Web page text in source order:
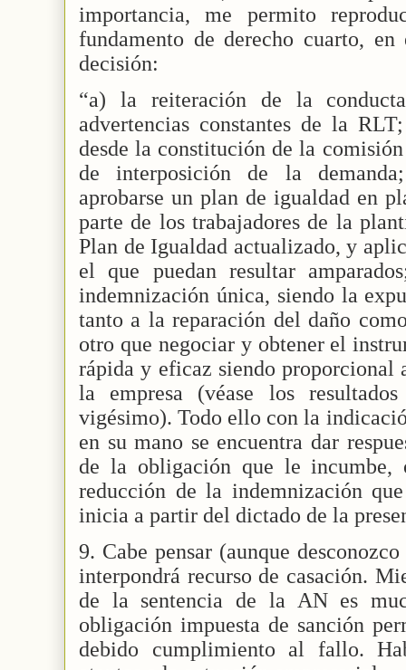
importancia, me permito
fundamento de derecho cuarto,
decisión:
“a) la reiteración de la
advertencias constantes de la
desde la constitución de la
de interposición de la
aprobarse un plan de igualdad en
parte de los trabajadores de la
Plan de Igualdad actualizado, y
el que puedan resultar
indemnización única, siendo la
tanto a la reparación del daño
otro que negociar y obtener el
rápida y eficaz siendo proporcional
la empresa (véase los
vigésimo). Todo ello con la
en su mano se encuentra dar
de la obligación que le incumbe,
reducción de la indemnización
inicia a partir del dictado de la
9. Cabe pensar (aunque
interpondrá recurso de casación.
de la sentencia de la AN es
obligación impuesta de sanción
debido cumplimiento al fallo.